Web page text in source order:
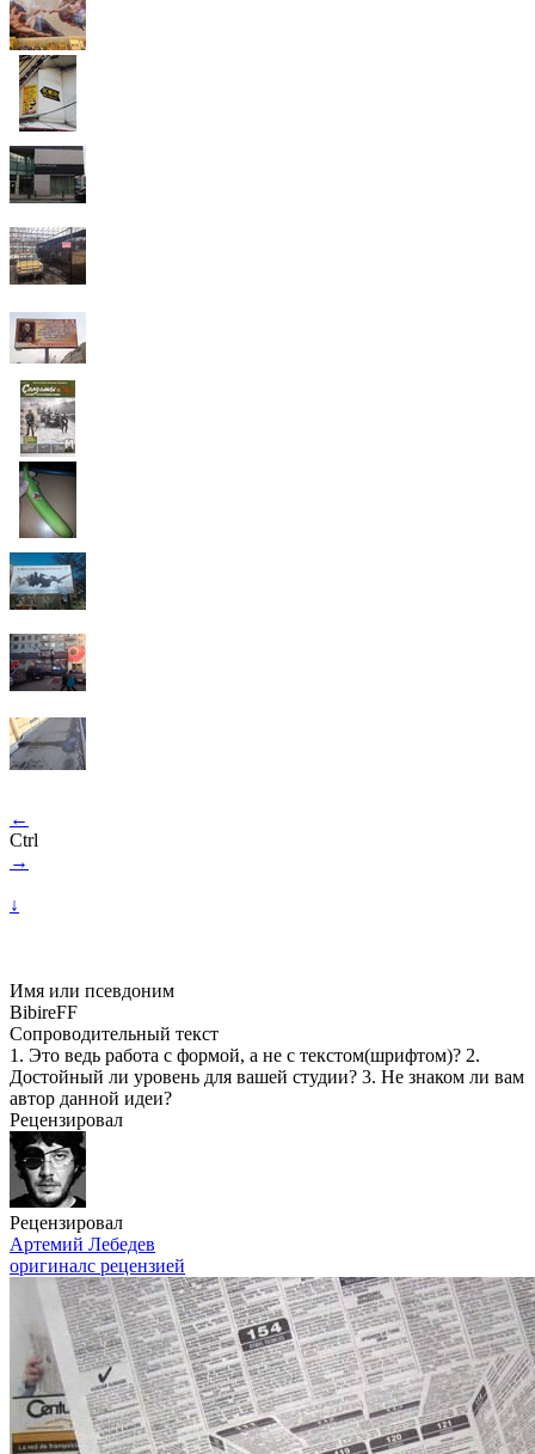
←
Ctrl
→
↓
Имя или псевдоним
BibireFF
Сопроводительный текст
1. Это ведь работа с формой, а не с текстом(шрифтом)? 2.
Достойный ли уровень для вашей студии? 3. Не знаком ли вам
автор данной идеи?
Рецензировал
Рецензировал
Артемий Лебедев
оригиналс рецензией